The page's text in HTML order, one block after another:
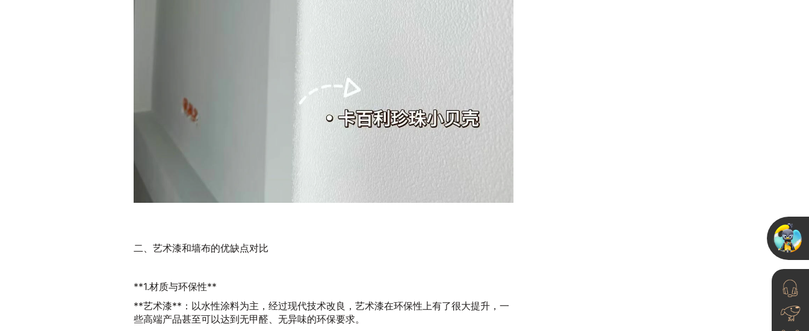
二、艺术漆和墙布的优缺点对比
**1.材质与环保性**
**艺术漆**：以水性涂料为主，经过现代技术改良，艺术漆在环保性上有了很大提升，一
些高端产品甚至可以达到无甲醛、无异味的环保要求。